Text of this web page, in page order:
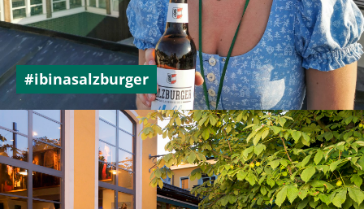
+43 662 872 246
prost@dieweisse.at
Rupertgasse 10, 5020 Salzburg
#ibinasalzburger